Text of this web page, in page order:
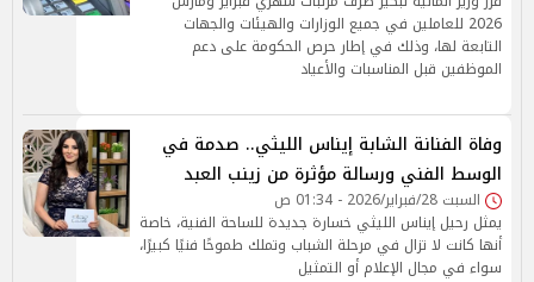
2026 للعاملين في جميع الوزارات والهيئات والجهات
التابعة لها، وذلك في إطار حرص الحكومة على دعم
الموظفين قبل المناسبات والأعياد
وفاة الفنانة الشابة إيناس الليثي.. صدمة في
الوسط الفني ورسالة مؤثرة من زينب العبد
السبت 28/فبراير/2026 - 01:34 ص
يمثل رحيل إيناس الليثي خسارة جديدة للساحة الفنية، خاصة
أنها كانت لا تزال في مرحلة الشباب وتملك طموحًا فنيًا كبيرًا،
سواء في مجال الإعلام أو التمثيل